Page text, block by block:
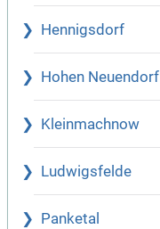
Hennigsdorf
Hohen Neuendorf
Kleinmachnow
Ludwigsfelde
Panketal